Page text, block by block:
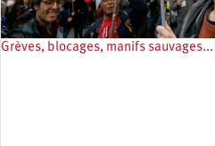
Grèves, blocages, manifs